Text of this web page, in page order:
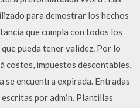
para demostrar los hechos
que cumpla con todos los
pueda tener validez. Por lo
costos, impuestos descontables,
se encuentra expirada. Entradas
por admin. Plantillas